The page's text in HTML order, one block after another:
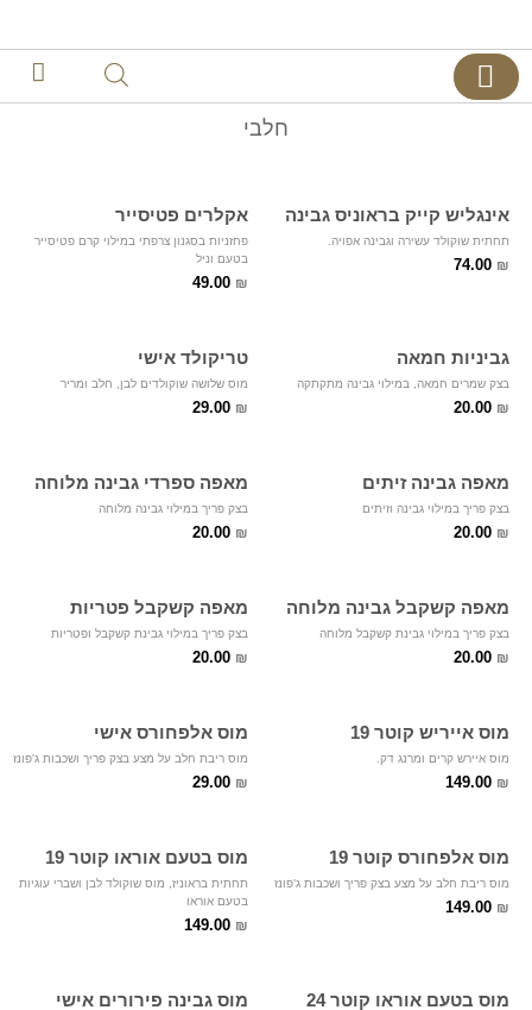
חלבי
אינגליש קייק בראוניס גבינה
74.00 ₪
תחתית שוקולד עשירה וגבינה אפויה.
אקלרים פטיסייר
49.00 ₪
פחזניות בסגנון צרפתי במילוי קרם פטיסייר
בטעם וניל
גביניות חמאה
20.00 ₪
בצק שמרים חמאה, במילוי גבינה מתקתקה
טריקולד אישי
29.00 ₪
מוס שלושה שוקולדים לבן, חלב ומריר
מאפה גבינה זיתים
20.00 ₪
בצק פריך במילוי גבינה וזיתים
מאפה ספרדי גבינה מלוחה
20.00 ₪
בצק פריך במילוי גבינה מלוחה
מאפה קשקבל גבינה מלוחה
20.00 ₪
בצק פריך במילוי גבינת קשקבל מלוחה
מאפה קשקבל פטריות
20.00 ₪
בצק פריך במילוי גבינת קשקבל ופטריות
מוס אייריש קוטר 19
149.00 ₪
מוס איירש קרים ומרנג דק.
מוס אלפחורס אישי
29.00 ₪
מוס ריבת חלב על מצע בצק פריך ושכבות ג'פונז
מוס אלפחורס קוטר 19
149.00 ₪
מוס ריבת חלב על מצע בצק פריך ושכבות ג'פונז
מוס בטעם אוראו קוטר 19
149.00 ₪
תחתית בראוניז, מוס שוקולד לבן ושברי עוגיות
בטעם אוראו
מוס בטעם אוראו קוטר 24 מוס גבינה פירורים אישי